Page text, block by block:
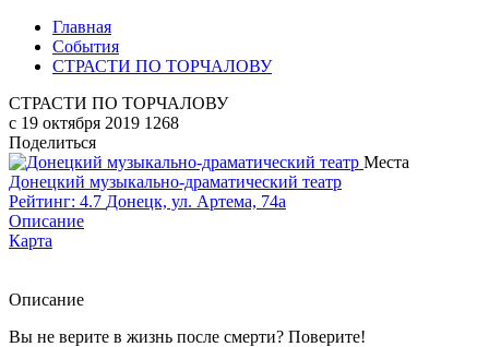
Главная
События
СТРАСТИ ПО ТОРЧАЛОВУ
СТРАСТИ ПО ТОРЧАЛОВУ
c 19 октября 2019 1268
Поделиться
Места
Донецкий музыкально-драматический театр
Рейтинг: 4.7 Донецк, ул. Артема, 74а
Описание
Карта
Описание
Вы не верите в жизнь после смерти? Поверите!